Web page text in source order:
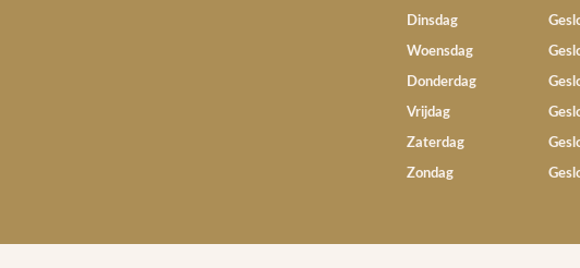
Dinsdag
Woensdag
Donderdag
Vrijdag
Zaterdag
Zondag